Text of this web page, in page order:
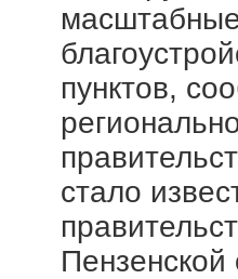
пунктов,
стало
Пензенской